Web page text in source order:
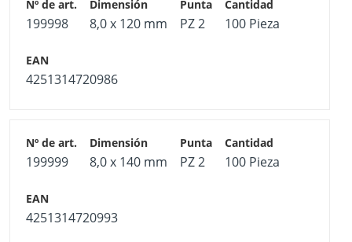
199998 8,0 x 120 mm PZ 2 100 Pieza
4251314720986
199999 8,0 x 140 mm PZ 2 100 Pieza
4251314720993